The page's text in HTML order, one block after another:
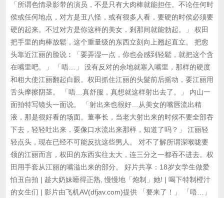
「所谓色情录影带的演员，不是只有大肉棒就能担任。不论任何时
侯或任何地点，对方是丑八怪，或有很多人看，要硬的时侯必须要
硬的起来。不过对方是你这样的美女，剎那间就能勃起。」 权田
把手里的肉棒放鬆，这个重量级的东西立刻向上翘起直立。 把愈
头靠近江丽的脸说︰「要弄湿一点，你也会感到轻鬆，就把这个含
在嘴里吧。」 「唔…」 没有反对的余地就塞入嘴里，那样的硬度
和粗大使江丽翻起白眼。权田抓住江丽的头髮前后摇动，要江丽用
舌头摩擦阴茎。 「唔…真舒服，真想就这样射出去了。」 内山一
面拍特写镜头一面说。 「射出来也很好…从美女的嘴唇流出精
液，那是很好看的场面。董事长，当老大射出来的时候不要全部吞
下去，轻轻吐出来，要像口水流出来那样，知道了吗？」 江丽轻
轻点头，现在已经不可能反抗这些男人。 对不了解所谓深喉咙要
领的江丽而言，权田的东西实往太大，连三分之一都吞不进去。权
田用手套从江丽的嘴溢出来的部分。 好片共享：18岁女学生做爱
怕丑自拍 | 趁大奶妹睡得正熟, 慢慢地「炮制」她! | 喝下特制橙汁
的女生们 | 影片由飞机AV(dfjav.com)提供 「要来了！」 「唔…」